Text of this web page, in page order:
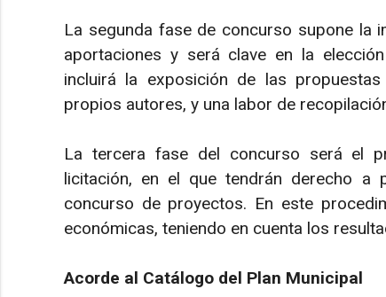
La segunda fase de concurso supone la
aportaciones y será clave en la
incluirá la exposición de las
propios autores, y una labor de
La tercera fase del concurso será el
licitación, en el que tendrán derecho a
concurso de proyectos. En este
económicas, teniendo en cuenta los
Acorde al Catálogo del Plan Municipal